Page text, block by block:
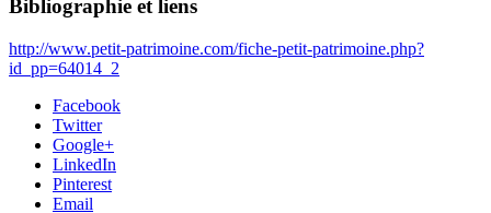
Bibliographie et liens
http://www.petit-patrimoine.com/fiche-petit-patrimoine.php?
id_pp=64014_2
Facebook
Twitter
Google+
LinkedIn
Pinterest
Email